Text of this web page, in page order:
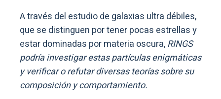
A través del estudio de galaxias ultra débiles,
que se distinguen por tener pocas estrellas y
estar dominadas por materia oscura,RINGS
podría investigar estas partículas enigmáticas
y verificar o refutar diversas teorías sobre su
composición y comportamiento.